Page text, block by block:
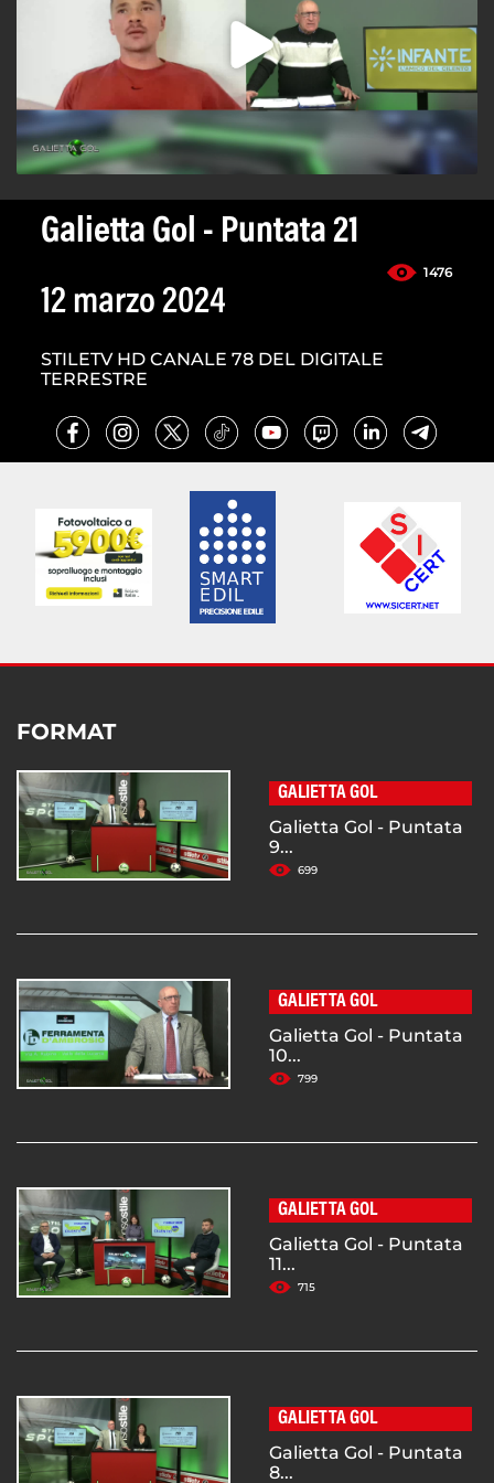
Galietta Gol - Puntata 21
1476
12 marzo 2024
STILETV HD CANALE 78 DEL DIGITALE
TERRESTRE
FORMAT
GALIETTA GOL
Galietta Gol - Puntata
9...
699
GALIETTA GOL
Galietta Gol - Puntata
10...
799
GALIETTA GOL
Galietta Gol - Puntata
11...
715
GALIETTA GOL
Galietta Gol - Puntata
8...